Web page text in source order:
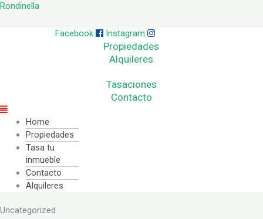
Ir
Rondinella
Facebook Instagram
Propiedades
Alquileres
Tasaciones
Contacto
Menú
Home
Propiedades
Tasa tu
inmueble
Contacto
Alquileres
Uncategorized